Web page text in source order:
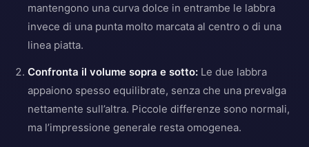
mantengono una curva dolce in entrambe le labbra
invece di una punta molto marcata al centro o di una
linea piatta.
Confronta il volume sopra e sotto: Le due labbra
appaiono spesso equilibrate, senza che una prevalga
nettamente sull’altra. Piccole differenze sono normali,
ma l’impressione generale resta omogenea.